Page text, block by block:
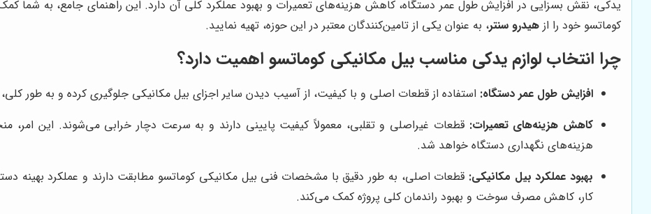
یدکی، نقش بسزایی در افزایش طول عمر دستگاه، کاهش هزینه‌های تعمیرات و بهبود عملکرد کلی آن دارد. این راهنمای جامع، به شما
کوماتسو خود را از هیدرو سنتر، به عنوان یکی از تامین‌کنندگان معتبر در این حوزه، تهیه نمایید.
چرا انتخاب لوازم یدکی مناسب بیل مکانیکی کوماتسو اهمیت دارد؟
افزایش طول عمر دستگاه: استفاده از قطعات اصلی و با کیفیت، از آسیب دیدن سایر اجزای بیل مکانیکی جلوگیری کرده و به طور
کاهش هزینه‌های تعمیرات: قطعات غیراصلی و تقلبی، معمولاً کیفیت پایینی دارند و به سرعت دچار خرابی می‌شوند. این امر،
هزینه‌های نگهداری دستگاه خواهد شد.
بهبود عملکرد بیل مکانیکی: قطعات اصلی، به طور دقیق با مشخصات فنی بیل مکانیکی کوماتسو مطابقت دارند و عملکرد بهینه
کار، کاهش مصرف سوخت و بهبود راندمان کلی پروژه کمک می‌کند.